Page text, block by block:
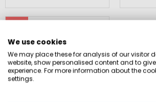
SALE
We use cookies
We may place these for analysis of our visitor
website, show personalised content and to
experience. For more information about the
settings.